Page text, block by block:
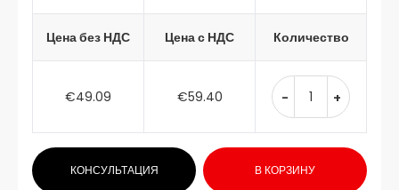
Цена без НДС Цена с НДС Количество
€49.09 €59.40 - +
КОНСУЛЬТАЦИЯ В КОРЗИНУ